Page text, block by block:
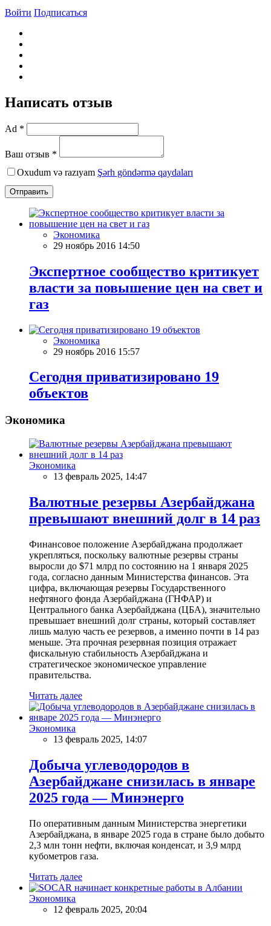
Войти Подписаться
Написать отзыв
Ad *
Ваш отзыв *
Oxudum və razıyam Şərh göndərmə qaydaları
Отправить
Экономика
29 ноябрь 2016 14:50
Экспертное сообщество критикует
власти за повышение цен на свет и
газ
Экономика
29 ноябрь 2016 15:57
Сегодня приватизировано 19
объектов
Экономика
Экономика
13 февраль 2025, 14:47
Валютные резервы Азербайджана
превышают внешний долг в 14 раз
Финансовое положение Азербайджана продолжает
укрепляться, поскольку валютные резервы страны
выросли до $71 млрд по состоянию на 1 января 2025
года, согласно данным Министерства финансов. Эта
цифра, включающая резервы Государственного
нефтяного фонда Азербайджана (ГНФАР) и
Центрального банка Азербайджана (ЦБА), значительно
превышает внешний долг страны, который составляет
лишь малую часть ее резервов, а именно почти в 14 раз
меньше. Эта прочная резервная позиция отражает
фискальную стабильность Азербайджана и
стратегическое экономическое управление
правительства.
Читать далее
Экономика
13 февраль 2025, 14:07
Добыча углеводородов в
Азербайджане снизилась в январе
2025 года — Минэнерго
По оперативным данным Министерства энергетики
Азербайджана, в январе 2025 года в стране было добыто
2,3 млн тонн нефти, включая конденсат, и 3,9 млрд
кубометров газа.
Читать далее
Экономика
12 февраль 2025, 20:04